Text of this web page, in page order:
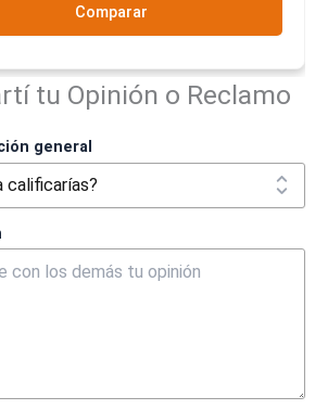
Comparar
tu Opinión o Reclamo
general